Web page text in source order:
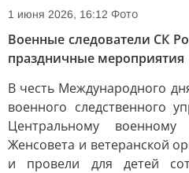
1 июня 2026, 16:12 Фото
Военные следователи СК
праздничные мероприятия
В честь Международного
военного следственного
Центральному военному
Женсовета и ветеранской
и провели для детей